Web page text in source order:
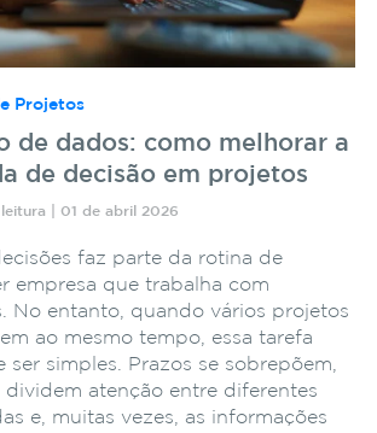
Projetos
de dados: como melhorar a
de decisão em projetos
| 01 de abril 2026
faz parte da rotina de
empresa que trabalha com
No entanto, quando vários projetos
ao mesmo tempo, essa tarefa
ser simples. Prazos se sobrepõem,
dividem atenção entre diferentes
e, muitas vezes, as informações